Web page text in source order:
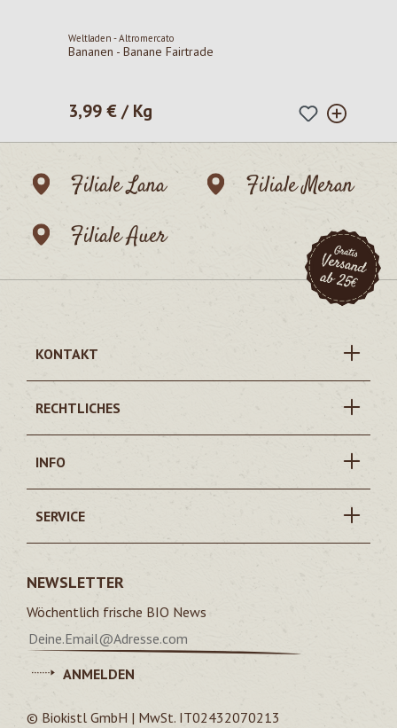
Weltladen - Altromercato
Bananen - Banane Fairtrade
Regulärer Preis:
3,99 € / Kg
Filiale Lana
Filiale Meran
Filiale Auer
KONTAKT
RECHTLICHES
INFO
SERVICE
NEWSLETTER
Wöchentlich frische BIO News
ANMELDEN
© Biokistl GmbH | MwSt. IT02432070213